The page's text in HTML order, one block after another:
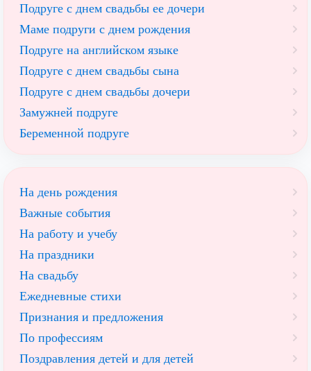
Подруге с днем свадьбы ее дочери
Маме подруги с днем рождения
Подруге на английском языке
Подруге с днем свадьбы сына
Подруге с днем свадьбы дочери
Замужней подруге
Беременной подруге
На день рождения
Важные события
На работу и учебу
На праздники
На свадьбу
Ежедневные стихи
Признания и предложения
По профессиям
Поздравления детей и для детей